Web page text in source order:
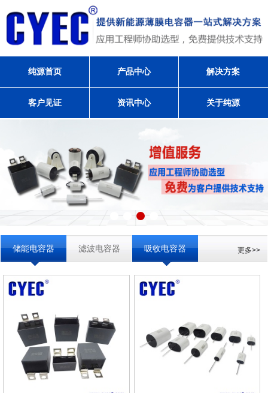
纯源首页 产品中心 解决方案
客户见证 资讯中心 关于纯源
储能电容器 滤波电容器 吸收电容器 更多>>